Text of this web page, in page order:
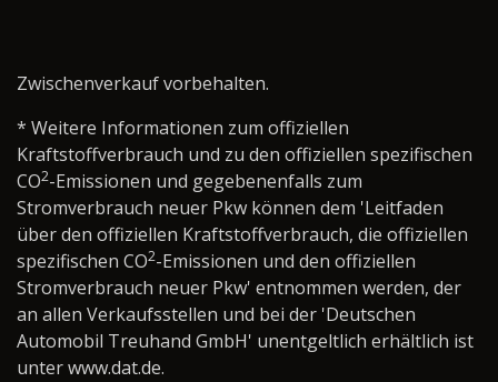
Zwischenverkauf vorbehalten.
* Weitere Informationen zum offiziellen
Kraftstoffverbrauch und zu den offiziellen spezifischen
CO2-Emissionen und gegebenenfalls zum
Stromverbrauch neuer Pkw können dem 'Leitfaden
über den offiziellen Kraftstoffverbrauch, die offiziellen
spezifischen CO2-Emissionen und den offiziellen
Stromverbrauch neuer Pkw' entnommen werden, der
an allen Verkaufsstellen und bei der 'Deutschen
Automobil Treuhand GmbH' unentgeltlich erhältlich ist
unter www.dat.de.